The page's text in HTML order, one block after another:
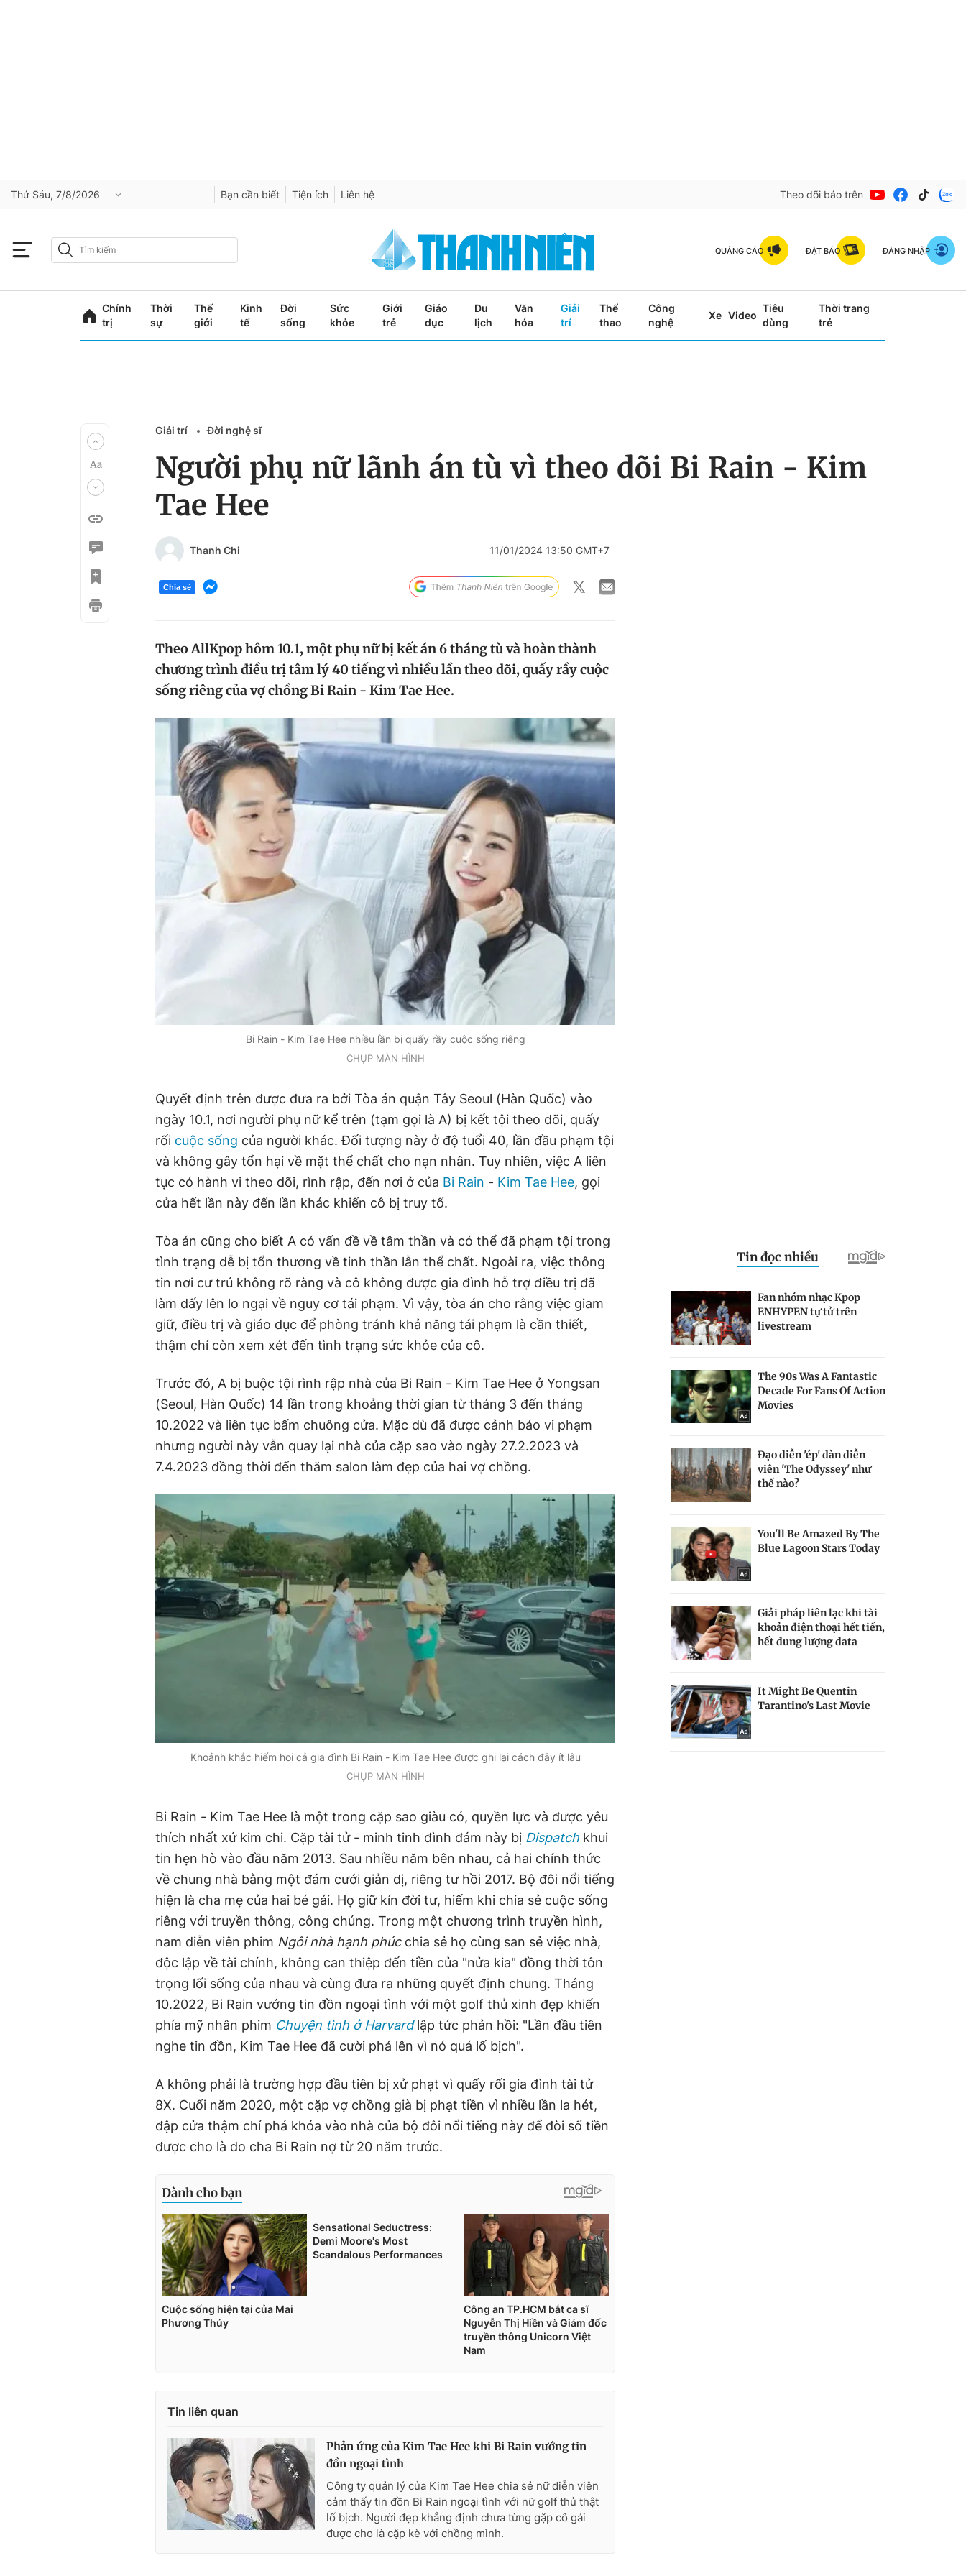
Thứ Sáu, 7/8/2026 Bạn cần biết Tiện ích Liên hệ Theo dõi báo trên
QUẢNG CÁO ĐẶT BÁO ĐĂNG NHẬP
Chính
trị
Thời
sự
Thế
giới
Kinh
tế
Đời
sống
Sức
khỏe
Giới
trẻ
Giáo
dục
Du
lịch
Văn
hóa
Giải
trí
Thể
thao
Công
nghệ
Xe Video
Tiêu
dùng
Thời trang
trẻ
Giải trí Đời nghệ sĩ
Người phụ nữ lãnh án tù vì theo dõi Bi Rain - Kim
Tae Hee
Thanh Chi 11/01/2024 13:50 GMT+7
Chia sẻ
Theo AllKpop hôm 10.1, một phụ nữ bị kết án 6 tháng tù và hoàn thành
chương trình điều trị tâm lý 40 tiếng vì nhiều lần theo dõi, quấy rầy cuộc
sống riêng của vợ chồng Bi Rain - Kim Tae Hee.
Bi Rain - Kim Tae Hee nhiều lần bị quấy rầy cuộc sống riêng
CHỤP MÀN HÌNH
Quyết định trên được đưa ra bởi Tòa án quận Tây Seoul (Hàn Quốc) vào
ngày 10.1, nơi người phụ nữ kể trên (tạm gọi là A) bị kết tội theo dõi, quấy
rối cuộc sống của người khác. Đối tượng này ở độ tuổi 40, lần đầu phạm tội
và không gây tổn hại về mặt thể chất cho nạn nhân. Tuy nhiên, việc A liên
tục có hành vi theo dõi, rình rập, đến nơi ở của Bi Rain - Kim Tae Hee, gọi
cửa hết lần này đến lần khác khiến cô bị truy tố.
Tòa án cũng cho biết A có vấn đề về tâm thần và có thể đã phạm tội trong
tình trạng dễ bị tổn thương về tinh thần lẫn thể chất. Ngoài ra, việc thông
tin nơi cư trú không rõ ràng và cô không được gia đình hỗ trợ điều trị đã
làm dấy lên lo ngại về nguy cơ tái phạm. Vì vậy, tòa án cho rằng việc giam
giữ, điều trị và giáo dục để phòng tránh khả năng tái phạm là cần thiết,
thậm chí còn xem xét đến tình trạng sức khỏe của cô.
Trước đó, A bị buộc tội rình rập nhà của Bi Rain - Kim Tae Hee ở Yongsan
(Seoul, Hàn Quốc) 14 lần trong khoảng thời gian từ tháng 3 đến tháng
10.2022 và liên tục bấm chuông cửa. Mặc dù đã được cảnh báo vi phạm
nhưng người này vẫn quay lại nhà của cặp sao vào ngày 27.2.2023 và
7.4.2023 đồng thời đến thăm salon làm đẹp của hai vợ chồng.
Khoảnh khắc hiếm hoi cả gia đình Bi Rain - Kim Tae Hee được ghi lại cách đây ít lâu
CHỤP MÀN HÌNH
Bi Rain - Kim Tae Hee là một trong cặp sao giàu có, quyền lực và được yêu
thích nhất xứ kim chi. Cặp tài tử - minh tinh đình đám này bị Dispatch khui
tin hẹn hò vào đầu năm 2013. Sau nhiều năm bên nhau, cả hai chính thức
về chung nhà bằng một đám cưới giản dị, riêng tư hồi 2017. Bộ đôi nổi tiếng
hiện là cha mẹ của hai bé gái. Họ giữ kín đời tư, hiếm khi chia sẻ cuộc sống
riêng với truyền thông, công chúng. Trong một chương trình truyền hình,
nam diễn viên phim Ngôi nhà hạnh phúcchia sẻ họ cùng san sẻ việc nhà,
độc lập về tài chính, không can thiệp đến tiền của "nửa kia" đồng thời tôn
trọng lối sống của nhau và cùng đưa ra những quyết định chung. Tháng
10.2022, Bi Rain vướng tin đồn ngoại tình với một golf thủ xinh đẹp khiến
phía mỹ nhân phim Chuyện tình ở Harvardlập tức phản hồi: "Lần đầu tiên
nghe tin đồn, Kim Tae Hee đã cười phá lên vì nó quá lố bịch".
A không phải là trường hợp đầu tiên bị xử phạt vì quấy rối gia đình tài tử
8X. Cuối năm 2020, một cặp vợ chồng già bị phạt tiền vì nhiều lần la hét,
đập cửa thậm chí phá khóa vào nhà của bộ đôi nổi tiếng này để đòi số tiền
được cho là do cha Bi Rain nợ từ 20 năm trước.
Tin liên quan
Phản ứng của Kim Tae Hee khi Bi Rain vướng tin
đồn ngoại tình
Công ty quản lý của Kim Tae Hee chia sẻ nữ diễn viên
cảm thấy tin đồn Bi Rain ngoại tình với nữ golf thủ thật
lố bịch. Người đẹp khẳng định chưa từng gặp cô gái
được cho là cặp kè với chồng mình.